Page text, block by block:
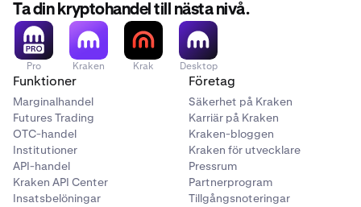
Ta din kryptohandel till nästa nivå.
Pro Kraken Krak Desktop
Funktioner
Marginalhandel
Futures Trading
OTC-handel
Institutioner
API-handel
Kraken API Center
Insatsbelöningar
Företag
Säkerhet på Kraken
Karriär på Kraken
Kraken-bloggen
Kraken för utvecklare
Pressrum
Partnerprogram
Tillgångsnoteringar